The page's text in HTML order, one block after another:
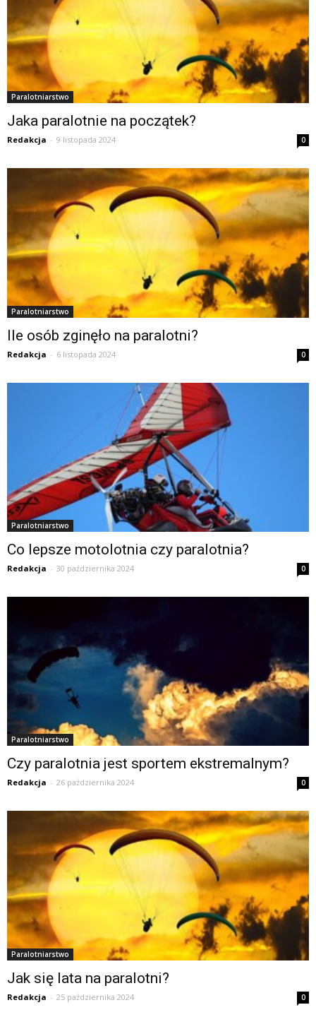
Paralotniarstwo
Jaka paralotnie na początek?
Redakcja - 9 listopada 2024 0
Paralotniarstwo
Ile osób zginęło na paralotni?
Redakcja - 6 listopada 2024 0
Paralotniarstwo
Co lepsze motolotnia czy paralotnia?
Redakcja - 30 października 2024 0
Paralotniarstwo
Czy paralotnia jest sportem ekstremalnym?
Redakcja - 26 października 2024 0
Paralotniarstwo
Jak się lata na paralotni?
Redakcja - 25 października 2024 0